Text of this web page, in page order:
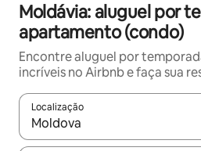
Moldávia: aluguel por
apartamento (condo)
Encontre aluguel por
incríveis no Airbnb e faça sua
Localização
Quando os resultados estiverem